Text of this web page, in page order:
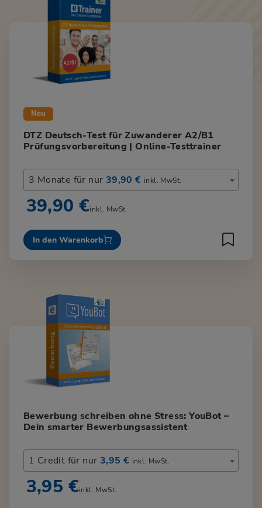
Neu
DTZ Deutsch-Test für Zuwanderer A2/B1
Prüfungsvorbereitung | Online-Testtrainer
3 Monate für nur 39,90 € inkl. MwSt.
39,90 €inkl. MwSt.
In den Warenkorb
Bewerbung schreiben ohne Stress: YouBot –
Dein smarter Bewerbungsassistent
1 Credit für nur 3,95 € inkl. MwSt.
3,95 €inkl. MwSt.